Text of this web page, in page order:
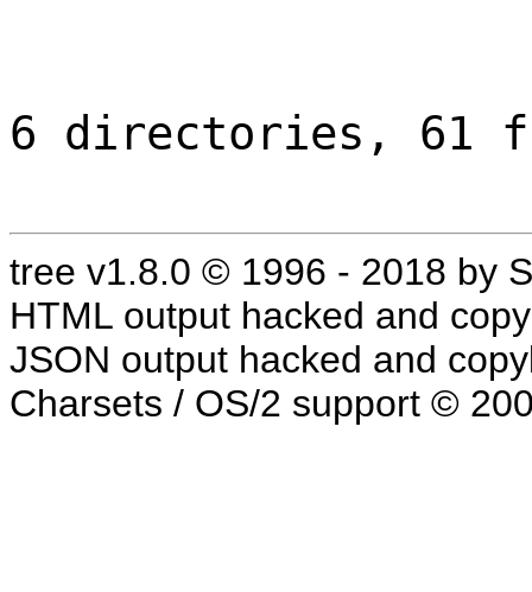
6 directories, 61
tree v1.8.0 © 1996 - 2018 by
HTML output hacked and
JSON output hacked and
Charsets / OS/2 support ©